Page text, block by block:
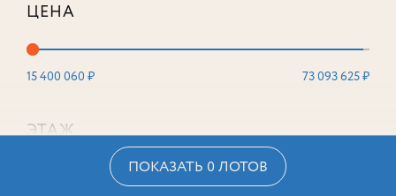
ЦЕНА
15 400 060 ₽ 73 093 625 ₽
ЭТАЖ
ПОКАЗАТЬ 0 ЛОТОВ